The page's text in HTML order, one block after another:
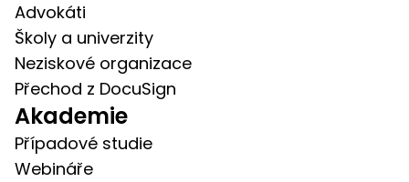
Advokáti
Školy a univerzity
Neziskové organizace
Přechod z DocuSign
Akademie
Případové studie
Webináře